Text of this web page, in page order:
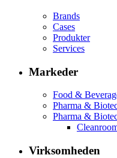
Brands
Cases
Produkter
Services
Markeder
Food &
Pharma &
Pharma &
Virksomheden